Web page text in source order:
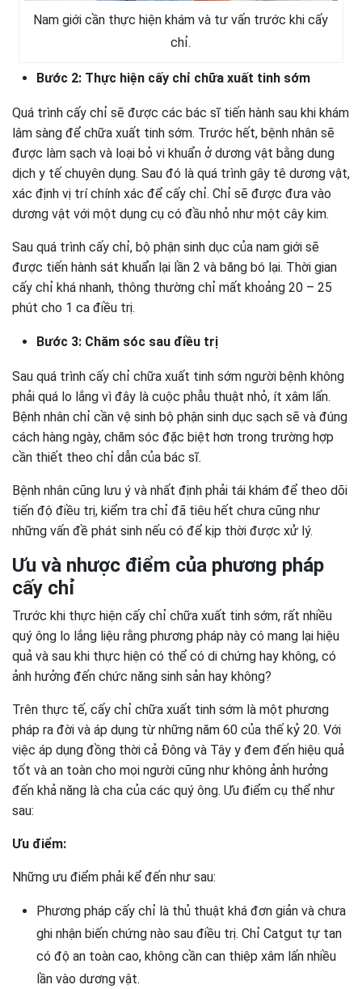
Nam giới cần thực hiện khám và tư vấn trước khi cấy
chỉ.
Bước 2: Thực hiện cấy chỉ chữa xuất tinh sớm
Quá trình cấy chỉ sẽ được các bác sĩ tiến hành sau khi khám
lâm sàng để chữa xuất tinh sớm. Trước hết, bệnh nhân sẽ
được làm sạch và loại bỏ vi khuẩn ở dương vật bằng dung
dịch y tế chuyên dụng. Sau đó là quá trình gây tê dương vật,
xác định vị trí chính xác để cấy chỉ. Chỉ sẽ được đưa vào
dương vật với một dụng cụ có đầu nhỏ như một cây kim.
Sau quá trình cấy chỉ, bộ phận sinh dục của nam giới sẽ
được tiến hành sát khuẩn lại lần 2 và băng bó lại. Thời gian
cấy chỉ khá nhanh, thông thường chỉ mất khoảng 20 – 25
phút cho 1 ca điều trị.
Bước 3: Chăm sóc sau điều trị
Sau quá trình cấy chỉ chữa xuất tinh sớm người bệnh không
phải quá lo lắng vì đây là cuộc phẫu thuật nhỏ, ít xâm lấn.
Bệnh nhân chỉ cần vệ sinh bộ phận sinh dục sạch sẽ và đúng
cách hàng ngày, chăm sóc đặc biệt hơn trong trường hợp
cần thiết theo chỉ dẫn của bác sĩ.
Bệnh nhân cũng lưu ý và nhất định phải tái khám để theo dõi
tiến độ điều trị, kiểm tra chỉ đã tiêu hết chưa cũng như
những vấn đề phát sinh nếu có để kịp thời được xử lý.
Ưu và nhược điểm của phương pháp
cấy chỉ
Trước khi thực hiện cấy chỉ chữa xuất tinh sớm, rất nhiều
quý ông lo lắng liệu rằng phương pháp này có mang lại hiệu
quả và sau khi thực hiện có thể có di chứng hay không, có
ảnh hưởng đến chức năng sinh sản hay không?
Trên thực tế, cấy chỉ chữa xuất tinh sớm là một phương
pháp ra đời và áp dụng từ những năm 60 của thế kỷ 20. Với
việc áp dụng đồng thời cả Đông và Tây y đem đến hiệu quả
tốt và an toàn cho mọi người cũng như không ảnh hưởng
đến khả năng là cha của các quý ông. Ưu điểm cụ thể như
sau:
Ưu điểm:
Những ưu điểm phải kể đến như sau:
Phương pháp cấy chỉ là thủ thuật khá đơn giản và chưa
ghi nhận biến chứng nào sau điều trị. Chỉ Catgut tự tan
có độ an toàn cao, không cần can thiệp xâm lấn nhiều
lần vào dương vật.